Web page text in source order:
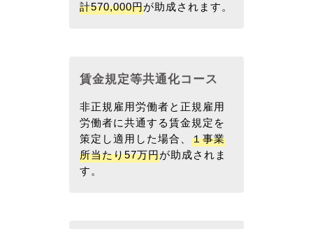
計570,000円が助成されます。
賃金規定等共通化コース
非正規雇用労働者と正規雇用
労働者に共通する賃金規定を
策定し適用した場合、 １事業
所当たり57万円が助成されま
す。